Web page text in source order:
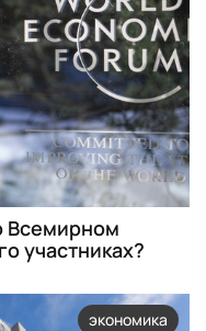
Всемирном
участниках?
экономика